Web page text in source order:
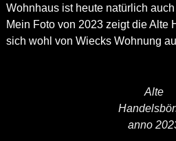
Wohnhaus ist heute natürlich
Mein Foto von 2023 zeigt die Alte
sich wohl von Wiecks Wohnung
Alte
anno